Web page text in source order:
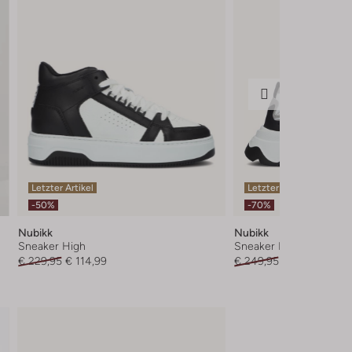
Letzter Artikel
-50%
Nubikk
Sneaker High
€ 229,95 € 114,99
Letzter Artikel
-70%
Nubikk
Sneaker Low
€ 249,95